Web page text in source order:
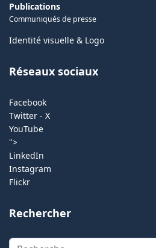
Publications
Communiqués de presse
Identité visuelle & Logo
Réseaux sociaux
Facebook
Twitter - X
YouTube
">
LinkedIn
Instagram
Flickr
Rechercher
Rechercher